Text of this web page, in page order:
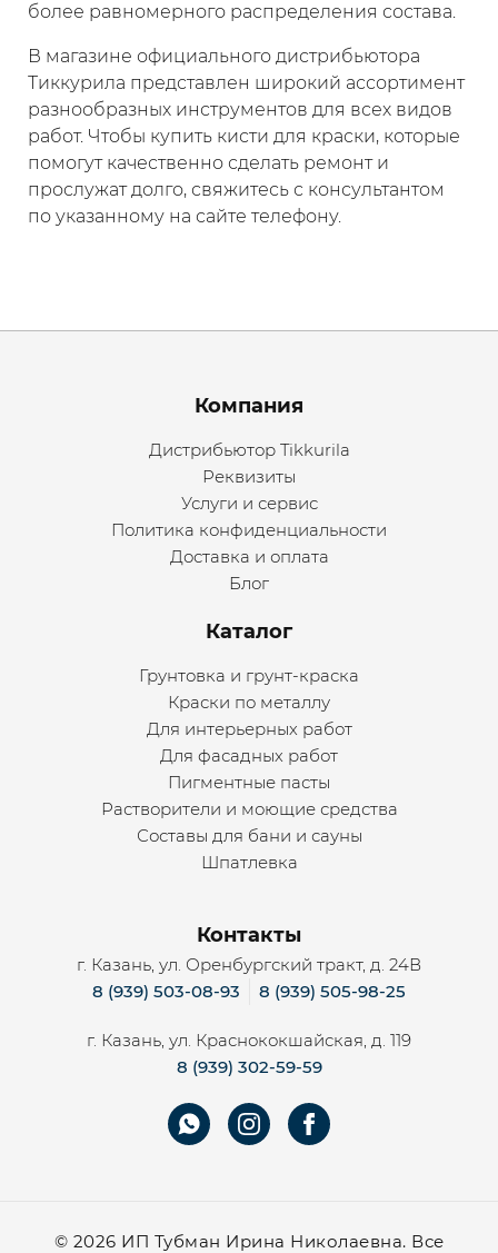
более равномерного распределения состава.
В магазине официального дистрибьютора
Тиккурила представлен широкий ассортимент
разнообразных инструментов для всех видов
работ. Чтобы купить кисти для краски, которые
помогут качественно сделать ремонт и
прослужат долго, свяжитесь с консультантом
по указанному на сайте телефону.
Menu footer
Компания
Дистрибьютор Tikkurila
Реквизиты
Услуги и сервис
Политика конфиденциальности
Доставка и оплата
Блог
Каталог
Грунтовка и грунт-краска
Краски по металлу
Для интерьерных работ
Для фасадных работ
Пигментные пасты
Растворители и моющие средства
Составы для бани и сауны
Шпатлевка
Контакты
г. Казань, ул. Оренбургский тракт, д. 24В
8 (939) 503-08-93
8 (939) 505-98-25
г. Казань, ул. Краснококшайская, д. 119
8 (939) 302-59-59
© 2026 ИП Тубман Ирина Николаевна. Все